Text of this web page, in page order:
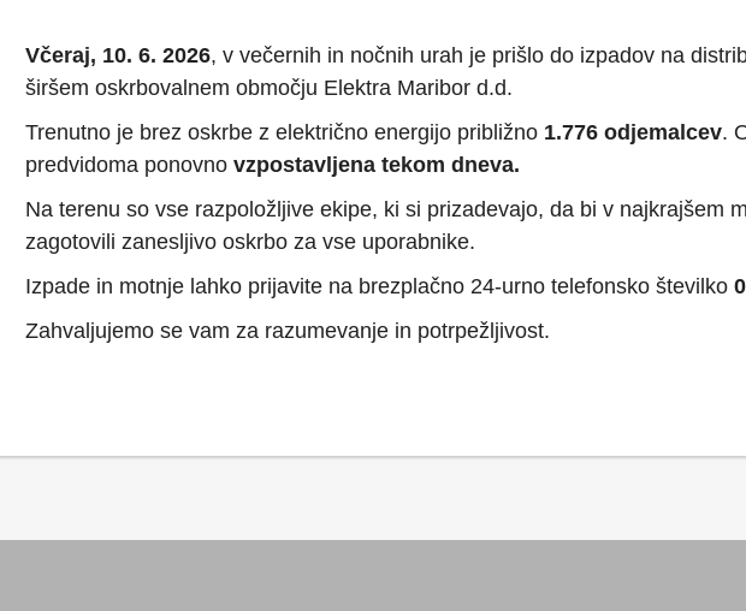
Včeraj, 10. 6. 2026, v večernih in nočnih urah je prišlo do izpadov na
širšem oskrbovalnem območju Elektra Maribor d.d.
Trenutno je brez oskrbe z električno energijo približno 1.776 odjemalcev.
predvidoma ponovno vzpostavljena tekom dneva.
Na terenu so vse razpoložljive ekipe, ki si prizadevajo, da bi v najkrajšem
zagotovili zanesljivo oskrbo za vse uporabnike.
Izpade in motnje lahko prijavite na brezplačno 24‑urno telefonsko številko
Zahvaljujemo se vam za razumevanje in potrpežljivost.